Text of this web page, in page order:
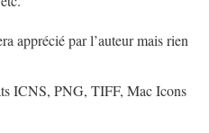
apprécié par l’auteur mais rien
ICNS, PNG, TIFF, Mac Icons